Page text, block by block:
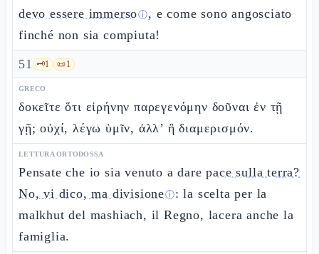
devo essere immersoⓘ, e come sono angosciato
finché non sia compiuta!
51 🗝️1 📜1
GRECO
δοκεῖτε ὅτι εἰρήνην παρεγενόμην δοῦναι ἐν τῇ
γῇ; οὐχί, λέγω ὑμῖν, ἀλλ’ ἢ διαμερισμόν.
LETTURA ORTODOSSA
Pensate che io sia venuto a darepace sulla terra?
No, vi dico, ma divisioneⓘ: la scelta per la
malkhut del mashiach, il Regno, lacera anche la
famiglia.